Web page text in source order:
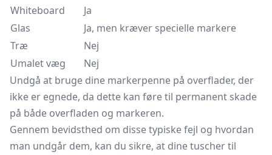
Whiteboard
Ja
Glas
Ja, men kræver specielle markere
Træ
Nej
Umalet væg
Nej
Undgå at bruge dine markerpenne på overflader, der
ikke er egnede, da dette kan føre til permanent skade
på både overfladen og markeren.
Gennem bevidsthed om disse typiske fejl og hvordan
man undgår dem, kan du sikre, at dine tuscher til